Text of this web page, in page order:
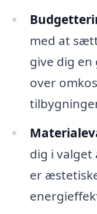
med at
give dig
over
dig i valget
er